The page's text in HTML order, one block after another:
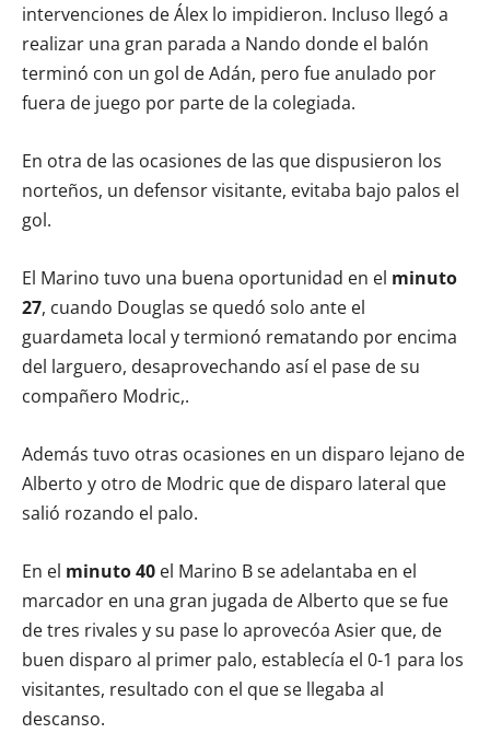
intervenciones de Álex lo impidieron. Incluso llegó a
realizar una gran parada a Nando donde el balón
terminó con un gol de Adán, pero fue anulado por
fuera de juego por parte de la colegiada.
En otra de las ocasiones de las que dispusieron los
norteños, un defensor visitante, evitaba bajo palos el
gol.
El Marino tuvo una buena oportunidad en el minuto
27, cuando Douglas se quedó solo ante el
guardameta local y termionó rematando por encima
del larguero, desaprovechando así el pase de su
compañero Modric,.
Además tuvo otras ocasiones en un disparo lejano de
Alberto y otro de Modric que de disparo lateral que
salió rozando el palo.
En el minuto 40 el Marino B se adelantaba en el
marcador en una gran jugada de Alberto que se fue
de tres rivales y su pase lo aprovecóa Asier que, de
buen disparo al primer palo, establecía el 0-1 para los
visitantes, resultado con el que se llegaba al
descanso.